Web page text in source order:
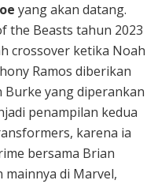
yang akan datang.
the Beasts tahun 2023
crossover ketika Noah
Ramos diberikan
Burke yang diperankan
penampilan kedua
karena ia
bersama Brian
mainnya di Marvel,